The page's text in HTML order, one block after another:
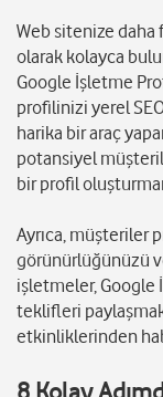
Web sitenize
olarak kolayca
Google İşletme
profilinizi yerel
harika bir araç
potansiyel
bir profil
Ayrıca, müşteriler
görünürlüğünüzü
işletmeler,
teklifleri
etkinliklerinden
8 Kolay